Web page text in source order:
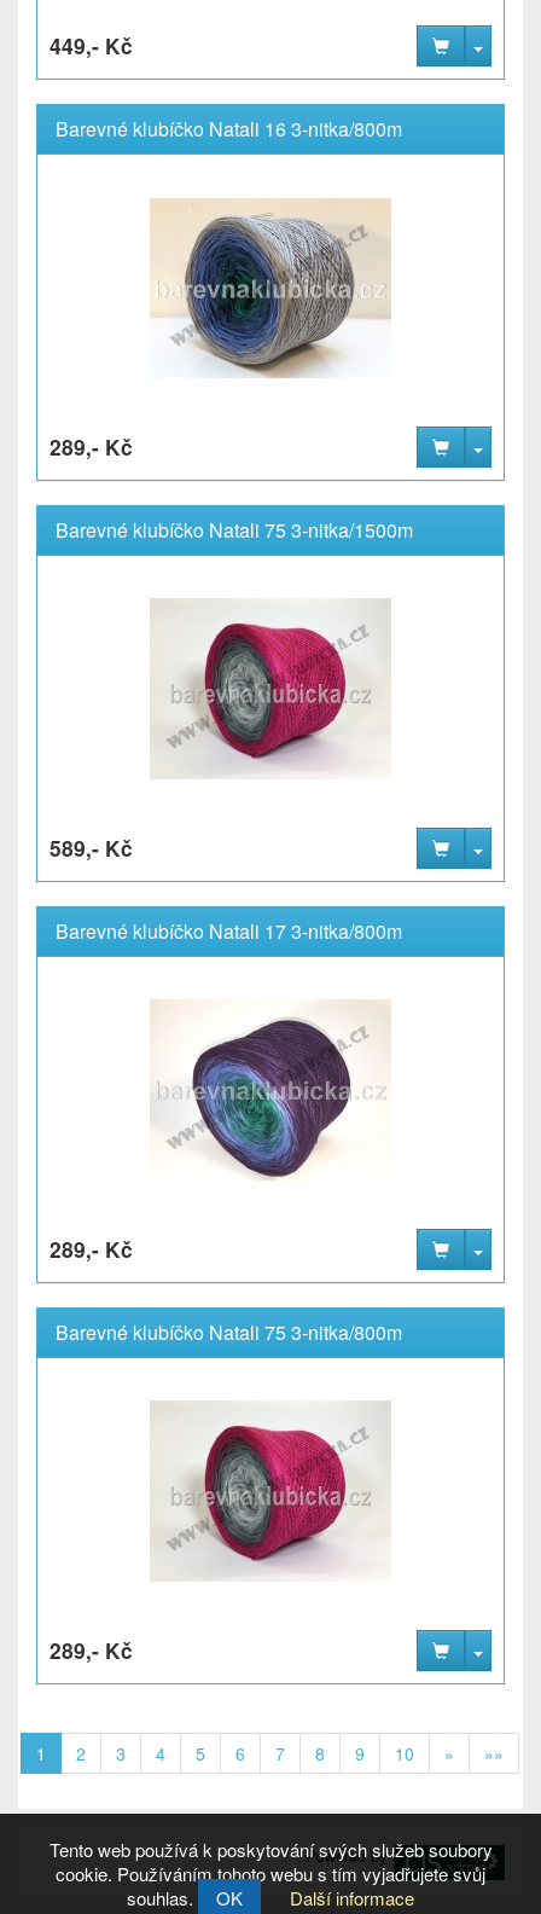
449,- Kč
Barevné klubíčko Natali 16 3-nitka/800m
289,- Kč
Barevné klubíčko Natali 75 3-nitka/1500m
589,- Kč
Barevné klubíčko Natali 17 3-nitka/800m
289,- Kč
Barevné klubíčko Natali 75 3-nitka/800m
289,- Kč
1 2 3 4 5 6 7 8 9 10 » »»
Tento web používá k poskytování svých služeb soubory
cookie. Používáním tohoto webu s tím vyjadřujete svůj
souhlas.
OK Další informace